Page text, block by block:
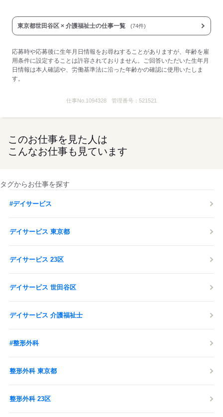
通勤手当
年末年始手当：380円/時
※12/30 0時～1/3 24時
寸志あり：年2回（6月・12月）
※業績による
応募する
東京都世田谷区 × 介護福祉士の仕事一覧 (74件)
応募時や応募後に生年月日情報をお尋ねすることがありますが、年齢を雇
用条件に設定することは許容されておりません。ご回答いただいた生年月
日情報は本人確認や、労働基準法に沿った年齢かの確認に使用いたしま
す。
仕事No. 1094328 管理番号： 521521
このお仕事を見た人は
こんなお仕事も見ています
タグからお仕事を探す
#デイサービス
デイサービス 東京都
デイサービス 23区
デイサービス 世田谷区
デイサービス 介護福祉士
#整形外科
整形外科 東京都
整形外科 23区